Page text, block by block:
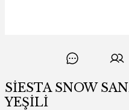
SİESTA SNOW
YEŞİLİ